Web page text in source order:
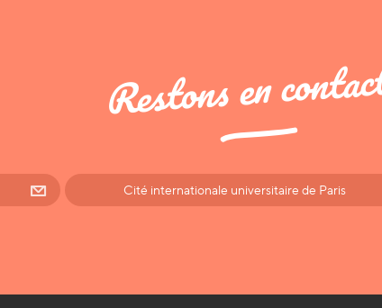
Restons en
Cité internationale universitaire de Paris